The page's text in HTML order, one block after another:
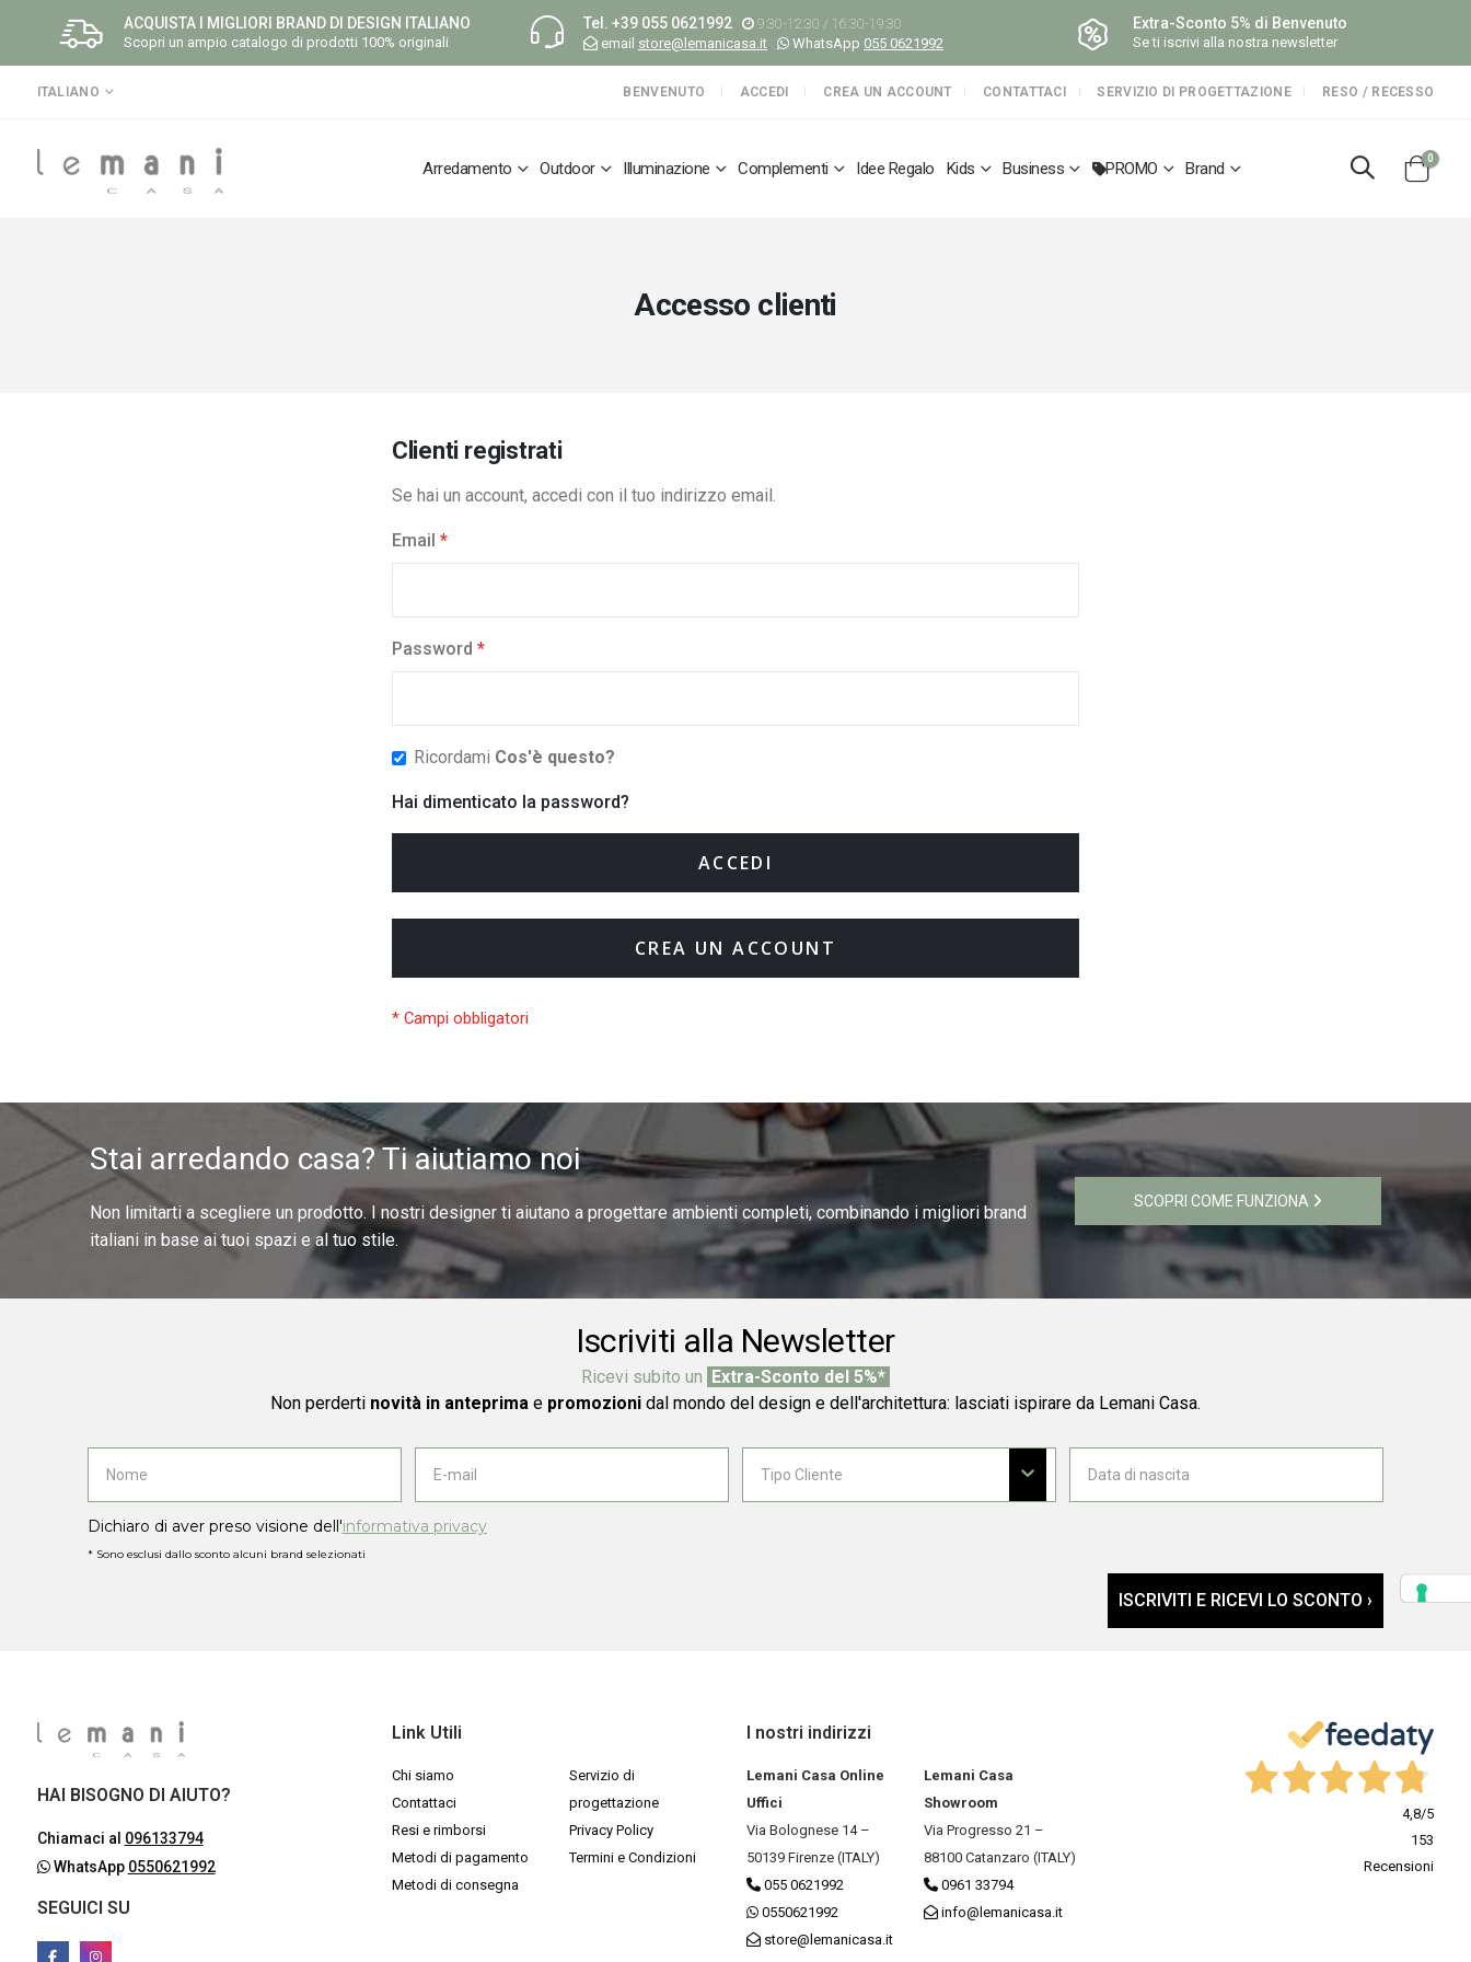
ACQUISTA I MIGLIORI BRAND DI DESIGN ITALIANO
Scopri un ampio catalogo di prodotti 100% originali
Tel. +39 055 0621992
9:30-12:30 / 16:30-19:30
email store@lemanicasa.it WhatsApp 055 0621992
Extra-Sconto 5% di Benvenuto
Se ti iscrivi alla nostra newsletter
LINGUA
ITALIANO BENVENUTO ACCEDI CREA UN ACCOUNT CONTATTACI SERVIZIO DI PROGETTAZIONE RESO / RECESSO
Arredamento Outdoor Illuminazione Complementi Idee Regalo Kids Business PROMO Brand
Cart
0
Accesso clienti
Clienti registrati
Se hai un account, accedi con il tuo indirizzo email.
Email
Password
Ricordami Cos'è questo?
Hai dimenticato la password?
ACCEDI
CREA UN ACCOUNT
Stai arredando casa? Ti aiutiamo noi
Non limitarti a scegliere un prodotto. I nostri designer ti aiutano a progettare ambienti completi, combinando i migliori brand
italiani in base ai tuoi spazi e al tuo stile.
SCOPRI COME FUNZIONA
Iscriviti alla Newsletter
Ricevi subito un Extra-Sconto del 5%*
Non perderti novità in anteprima e promozionidal mondo del design e dell'architettura: lasciati ispirare da Lemani Casa.
Dichiaro di aver preso visione dell'informativa privacy
* Sono esclusi dallo sconto alcuni brand selezionati
ISCRIVITI E RICEVI LO SCONTO ›
HAI BISOGNO DI AIUTO?
Chiamaci al 096133794
WhatsApp 0550621992
SEGUICI SU
Link Utili
Chi siamo
Contattaci
Resi e rimborsi
Metodi di pagamento
Metodi di consegna
Servizio di
progettazione
Privacy Policy
Termini e Condizioni
I nostri indirizzi
Lemani Casa Online
Uffici
Via Bolognese 14 –
50139 Firenze (ITALY)
055 0621992
0550621992
store@lemanicasa.it
Lemani Casa
Showroom
Via Progresso 21 –
88100 Catanzaro (ITALY)
0961 33794
info@lemanicasa.it
4,8/5
153
Recensioni